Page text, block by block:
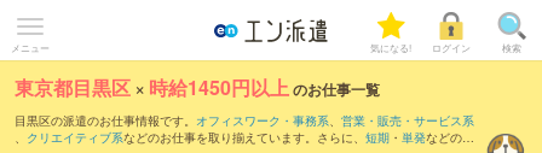
メニュー 気になる! ログイン 検索
東京都目黒区 × 時給1450円以上のお仕事一覧
目黒区の派遣のお仕事情報です。 オフィスワーク・事務系、 営業・販売・サービス系
、 クリエイティブ系などのお仕事を取り揃えています。さらに、 短期 ・ 単発などの期